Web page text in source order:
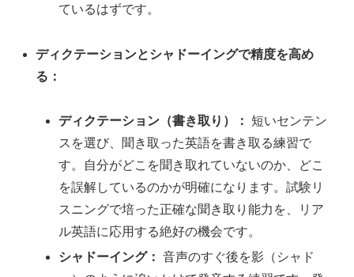
ているはずです。
ディクテーションとシャドーイングで精度を高め
る：
ディクテーション（書き取り）： 短いセンテン
スを選び、聞き取った英語を書き取る練習で
す。自分がどこを聞き取れていないのか、どこ
を誤解しているのかが明確になります。試験リ
スニングで培った正確な聞き取り能力を、リア
ル英語に応用する絶好の機会です。
シャドーイング： 音声のすぐ後を影（シャド